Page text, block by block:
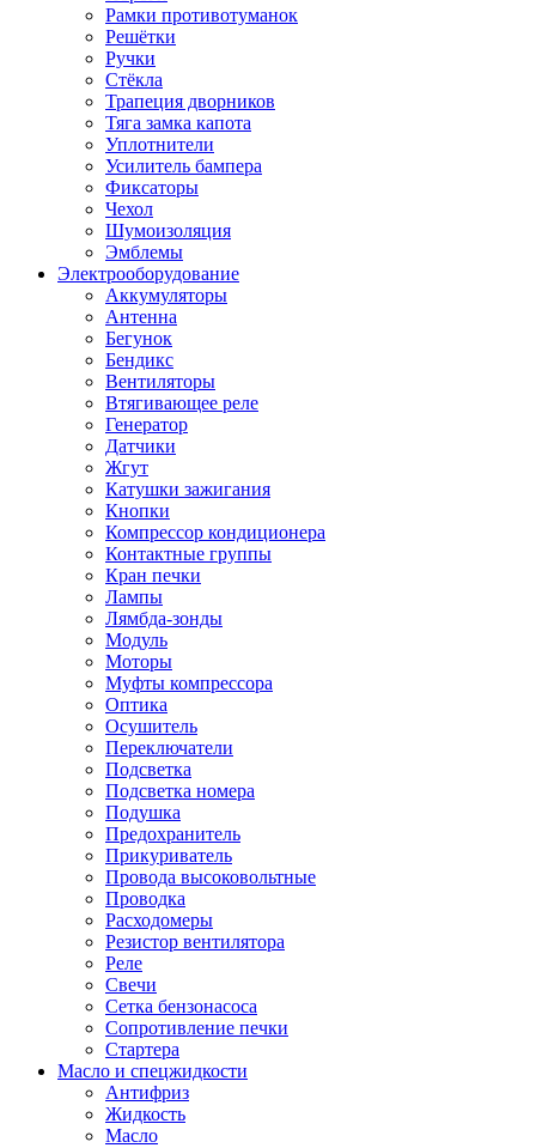
Рамки противотуманок
Решётки
Ручки
Стёкла
Трапеция дворников
Тяга замка капота
Уплотнители
Усилитель бампера
Фиксаторы
Чехол
Шумоизоляция
Эмблемы
Электрооборудование
Аккумуляторы
Антенна
Бегунок
Бендикс
Вентиляторы
Втягивающее реле
Генератор
Датчики
Жгут
Катушки зажигания
Кнопки
Компрессор кондиционера
Контактные группы
Кран печки
Лампы
Лямбда-зонды
Модуль
Моторы
Муфты компрессора
Оптика
Осушитель
Переключатели
Подсветка
Подсветка номера
Подушка
Предохранитель
Прикуриватель
Провода высоковольтные
Проводка
Расходомеры
Резистор вентилятора
Реле
Свечи
Сетка бензонасоса
Сопротивление печки
Стартера
Масло и спецжидкости
Антифриз
Жидкость
Масло